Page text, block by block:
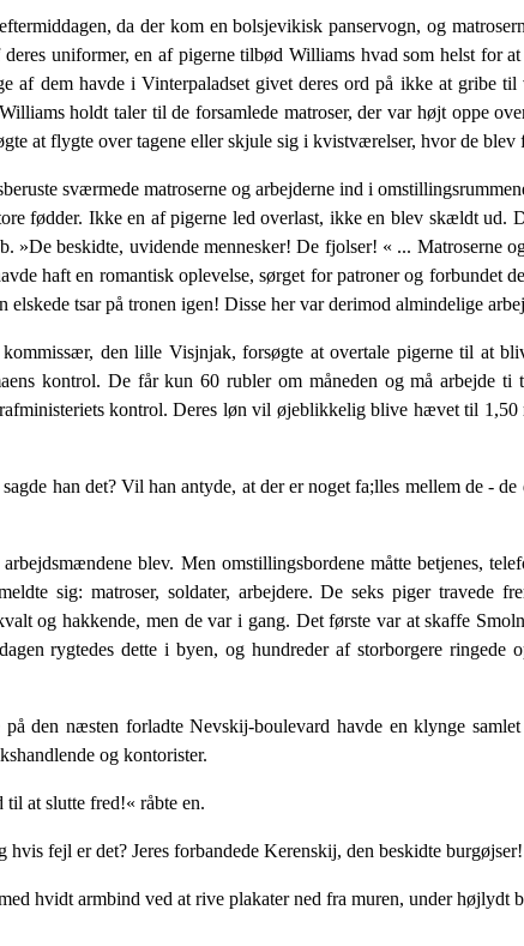
da der kom en bolsjevikisk panservogn, og
uniformer, en af pigerne tilbød Williams hvad som helst for
af dem havde i Vinterpaladset givet deres ord på ikke at
holdt taler til de forsamlede matroser, der var højt oppe
at flygte over tagene eller skjule sig i kvistværelser, hvor de blev
sværmede matroserne og arbejderne ind i
fødder. Ikke en af pigerne led overlast, ikke en blev skældt ud.
»De beskidte, uvidende mennesker! De fjolser! « ...
haft en roman­tisk oplevelse, sørget for patroner og forbundet
tsar på tronen igen! Disse her var derimod almindelige
den lille Visjnjak, forsøgte at overtale pigerne til at
kontrol. De får kun 60 rubler om måneden og må arbejde
kontrol. Deres løn vil øjeblikkelig blive hævet til
han det? Vil han antyde, at der er noget fa;lles mellem de -
arbejdsmændene blev. Men omstillingsbordene måtte betjenes,
sig: matroser, soldater, arbejdere. De seks piger travede
og hakkende, men de var i gang. Det første var at skaffe
rygte­des dette i byen, og hundreder af storborgere
den næsten for­ladte Nevskij-boulevard havde en klynge
og kontorister.
at slutte fred!« råbte en.
hvis fejl er det? Je­res forbandede Kerenskij, den beskidte
hvidt armbind ved at rive plakater ned fra muren, under højlydt